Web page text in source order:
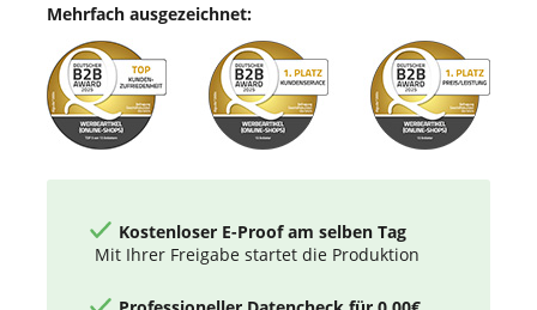
Mehrfach ausgezeichnet:
Kostenloser E-Proof am selben Tag
Mit Ihrer Freigabe startet die Produktion